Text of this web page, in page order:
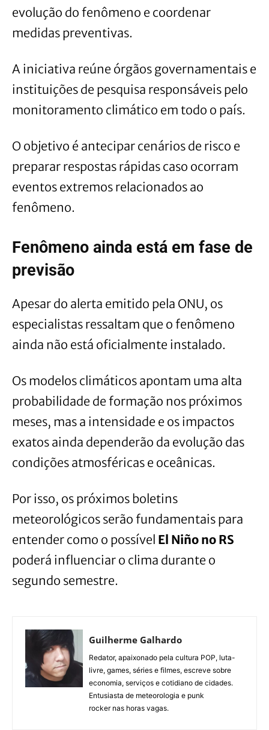
evolução do fenômeno e coordenar
medidas preventivas.
A iniciativa reúne órgãos governamentais e
instituições de pesquisa responsáveis pelo
monitoramento climático em todo o país.
O objetivo é antecipar cenários de risco e
preparar respostas rápidas caso ocorram
eventos extremos relacionados ao
fenômeno.
Fenômeno ainda está em fase de
previsão
Apesar do alerta emitido pela ONU, os
especialistas ressaltam que o fenômeno
ainda não está oficialmente instalado.
Os modelos climáticos apontam uma alta
probabilidade de formação nos próximos
meses, mas a intensidade e os impactos
exatos ainda dependerão da evolução das
condições atmosféricas e oceânicas.
Por isso, os próximos boletins
meteorológicos serão fundamentais para
entender como o possível El Niño no RS
poderá influenciar o clima durante o
segundo semestre.
Guilherme Galhardo
Redator, apaixonado pela cultura POP, luta-
livre, games, séries e filmes, escreve sobre
economia, serviços e cotidiano de cidades.
Entusiasta de meteorologia e punk
rocker nas horas vagas.